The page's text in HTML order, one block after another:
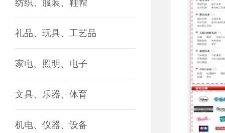
纺织、服装、鞋帽
礼品、玩具、工艺品
家电、照明、电子
文具、乐器、体育
机电、仪器、设备